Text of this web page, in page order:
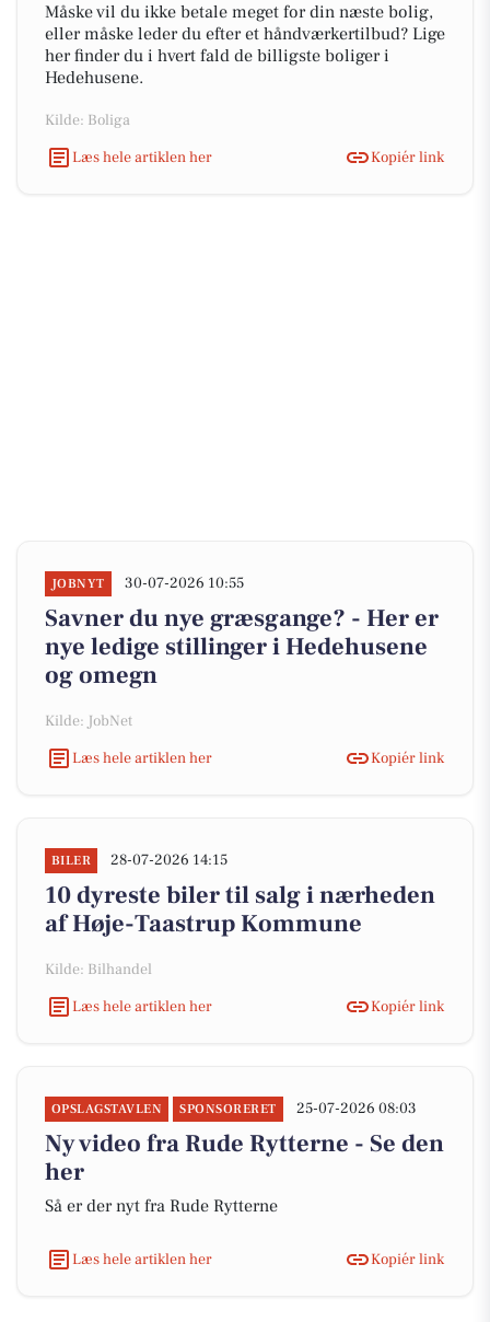
Måske vil du ikke betale meget for din næste bolig,
eller måske leder du efter et håndværkertilbud? Lige
her finder du i hvert fald de billigste boliger i
Hedehusene.
Kilde: Boliga
Læs hele artiklen her
Kopiér link
JOBNYT 30-07-2026 10:55
Savner du nye græsgange? - Her er
nye ledige stillinger i Hedehusene
og omegn
Kilde: JobNet
Læs hele artiklen her
Kopiér link
BILER 28-07-2026 14:15
10 dyreste biler til salg i nærheden
af Høje-Taastrup Kommune
Kilde: Bilhandel
Læs hele artiklen her
Kopiér link
OPSLAGSTAVLEN SPONSORERET 25-07-2026 08:03
Ny video fra Rude Rytterne - Se den
her
Så er der nyt fra Rude Rytterne
Læs hele artiklen her Kopiér link